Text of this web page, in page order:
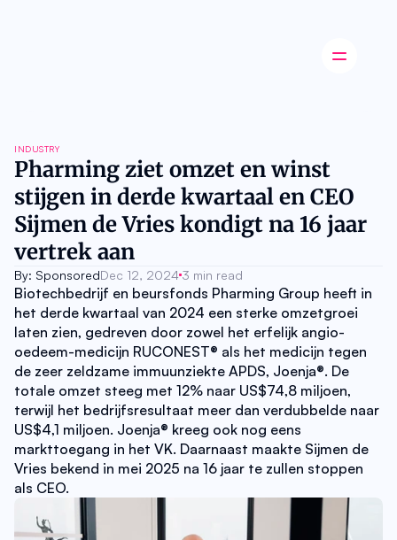
About
Careers
Authors
Advertise
Contact
Innovation
Industry
Startup
Career
Ecosystem
Partnerships
Opinion
INDUSTRY
Pharming ziet omzet en winst
stijgen in derde kwartaal en CEO
Sijmen de Vries kondigt na 16 jaar
vertrek aan
By: SponsoredDec 12, 2024 3 min read
Biotechbedrijf en beursfonds Pharming Group heeft in
het derde kwartaal van 2024 een sterke omzetgroei
laten zien, gedreven door zowel het erfelijk angio-
oedeem-medicijn RUCONEST® als het medicijn tegen
de zeer zeldzame immuunziekte APDS, Joenja®. De
totale omzet steeg met 12% naar US$74,8 miljoen,
terwijl het bedrijfsresultaat meer dan verdubbelde naar
US$4,1 miljoen. Joenja® kreeg ook nog eens
markttoegang in het VK. Daarnaast maakte Sijmen de
Vries bekend in mei 2025 na 16 jaar te zullen stoppen
als CEO.